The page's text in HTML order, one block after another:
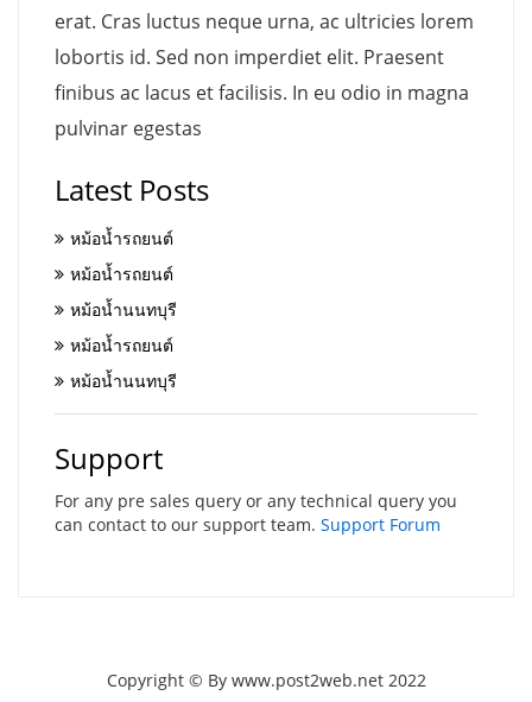
erat. Cras luctus neque urna, ac ultricies lorem
lobortis id. Sed non imperdiet elit. Praesent
finibus ac lacus et facilisis. In eu odio in magna
pulvinar egestas
Latest Posts
หม้อน้ำรถยนต์
หม้อน้ำรถยนต์
หม้อน้ำนนทบุรี
หม้อน้ำรถยนต์
หม้อน้ำนนทบุรี
Support
For any pre sales query or any technical query you
can contact to our support team. Support Forum
Copyright © By www.post2web.net 2022